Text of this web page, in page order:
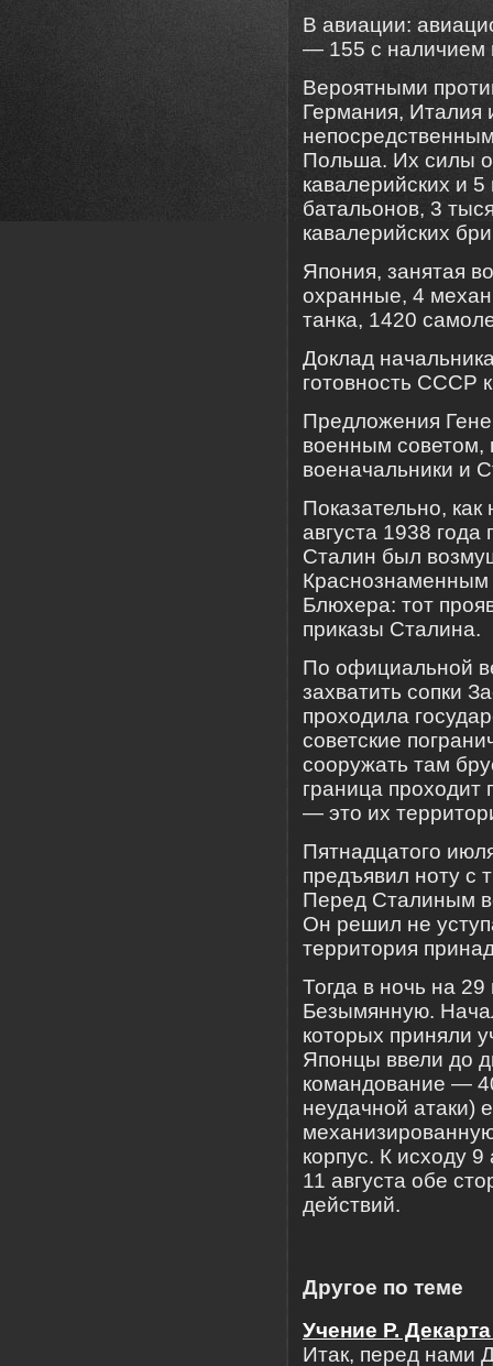
В авиации:
— 155 с наличием
Вероятными
Германия, Италия
Польша. Их силы
кавалерийских и
батальонов, 3
кавалерийских
Япония, занятая
охранные, 4
танка, 1420
Доклад
готовность СССР
Предложения
военным советом,
военачальники и
Показательно,
августа 1938
Сталин был
Блюхера: тот
приказы Сталина.
По официальной
захватить сопки
проходила
советские
сооружать там
граница проходит
— это их
Пятнадцатого
предъявил ноту с
Перед Сталиным
Он решил не
территория
Тогда в ночь на
Безымянную.
которых приняли
Японцы ввели до
командование —
неудачной атаки)
корпус. К исходу
11 августа обе
действий.
Другое по теме
Учение Р.
Итак, перед нами